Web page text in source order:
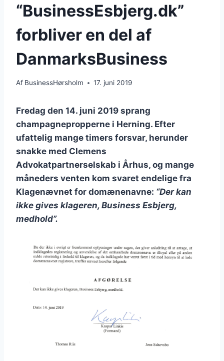
“BusinessEsbjerg.dk”
forbliver en del af
DanmarksBusiness
Af BusinessHørsholm 17. juni 2019
Fredag den 14. juni 2019 sprang
champagnepropperne i Herning. Efter
ufattelig mange timers forsvar, herunder
snakke med Clemens
Advokatpartnerselskab i Århus, og mange
måneders venten kom svaret endelige fra
Klagenævnet for domænenavne: “Der kan
ikke gives klageren, Business Esbjerg,
medhold”.